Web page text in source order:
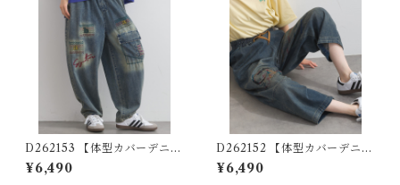
D262153 【体型カバーデニム
シリーズ】 刺繍デザインデニ
ムパンツ / Embroidered De
¥6,490
D262152 【体型カバーデニム
シリーズ】 刺繍ステッチデニ
ムパンツ / Embroidered Stit
¥6,490